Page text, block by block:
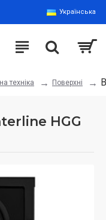
Українська
техніка Поверхні
HGG